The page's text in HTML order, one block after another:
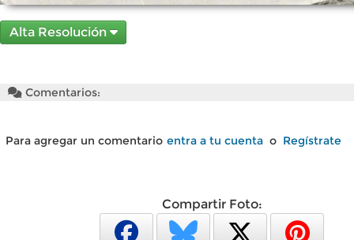
Alta Resolución
Comentarios:
Para agregar un comentario entra a tu cuenta o Regístrate
Compartir Foto: